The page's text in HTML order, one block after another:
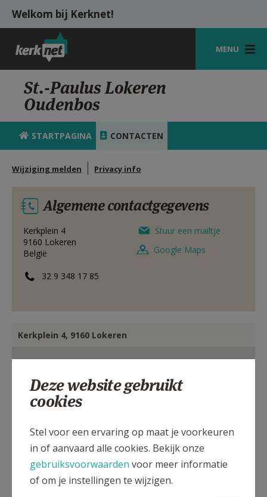
Overslaan en naar de inhoud gaan
Welkom bij Kerknet!
MENU
STARTPAGINA
KERK
VIERINGEN
HULP
MIJN PAROCHIE
AANMELDEN OF REGISTREREN
St.-Paulus Lokeren
Oudenbos
STARTPAGINA CONTACTEN
Wijziging melden Privacy info
Algemene contactgegevens
Kerkplein 4
9160 Lokeren
België
32 9 348 17 85
Stuur een mailtje
Google Maps
Kerkplein 4, 9160 Lokeren
Deze website gebruikt
cookies
Stel voor een ervaring op maat je voorkeuren
in of aanvaard alle cookies. Bekijk onze
gebruiksvoorwaarden voor meer informatie
of om je instellingen te wijzigen.